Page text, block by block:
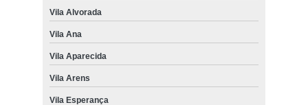
Vila Alvorada
Vila Ana
Vila Aparecida
Vila Arens
Vila Esperança